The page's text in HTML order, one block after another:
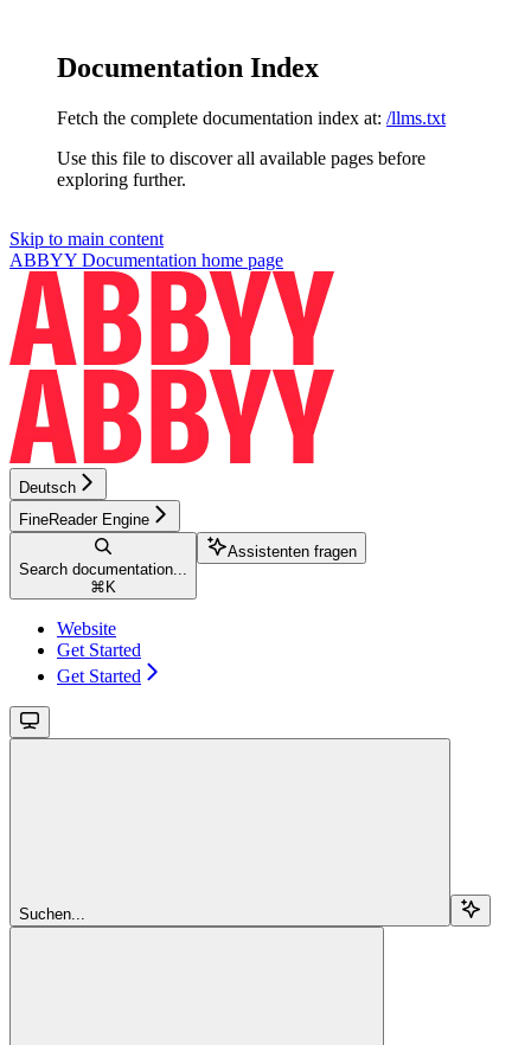
Documentation Index
Fetch the complete documentation index at: /llms.txt
Use this file to discover all available pages before
exploring further.
Skip to main content
ABBYY Documentation home page
Deutsch
FineReader Engine
Search documentation...
⌘ K
Assistenten fragen
Website
Get Started
Get Started
Suchen...